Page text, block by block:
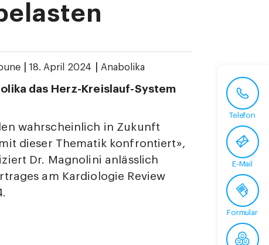
18. April 2024 Anabolika
das Herz-Kreislauf-System
wahrscheinlich in Zukunft
dieser Thematik konfrontiert»,
Dr. Magnolini anlässlich
am Kardiologie Review
Telefon
E-Mail
Formular